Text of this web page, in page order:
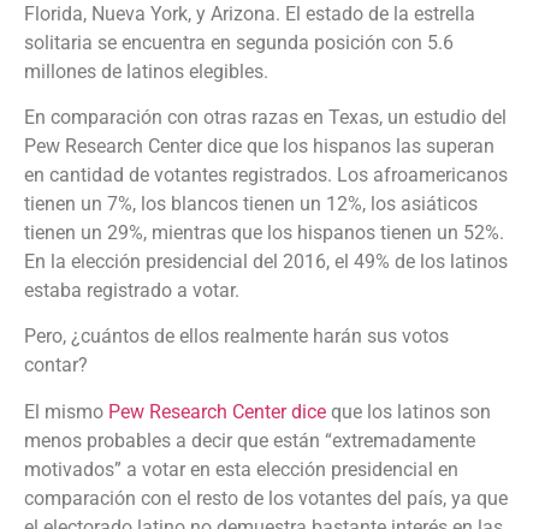
Florida, Nueva York, y Arizona. El estado de la estrella
solitaria se encuentra en segunda posición con 5.6
millones de latinos elegibles.
En comparación con otras razas en Texas, un estudio del
Pew Research Center dice que los hispanos las superan
en cantidad de votantes registrados. Los afroamericanos
tienen un 7%, los blancos tienen un 12%, los asiáticos
tienen un 29%, mientras que los hispanos tienen un 52%.
En la elección presidencial del 2016, el 49% de los latinos
estaba registrado a votar.
Pero, ¿cuántos de ellos realmente harán sus votos
contar?
El mismo Pew Research Center dice que los latinos son
menos probables a decir que están “extremadamente
motivados” a votar en esta elección presidencial en
comparación con el resto de los votantes del país, ya que